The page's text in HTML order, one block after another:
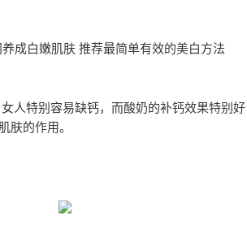
成白嫩肌肤 推荐最简单有效的美白方法
人特别容易缺钙，而酸奶的补钙效果特别
肤的作用。